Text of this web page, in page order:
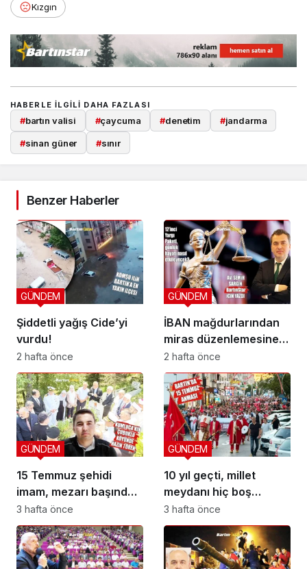
Kızgın
HABERLE ILGILI DAHA FAZLASI
#bartın valisi #çaycuma #denetim #jandarma
#sinan güner #sınır
Benzer Haberler
Şiddetli yağış Cide’yi
vurdu!
GÜNDEM
2 hafta önce
İBAN mağdurlarından
miras düzenlemesine
yeni yargı düzeni
GÜNDEM
2 hafta önce
15 Temmuz şehidi
imam, mezarı başında
anıldı
GÜNDEM
3 hafta önce
10 yıl geçti, millet
meydanı hiç boş
bırakmadı
GÜNDEM
3 hafta önce